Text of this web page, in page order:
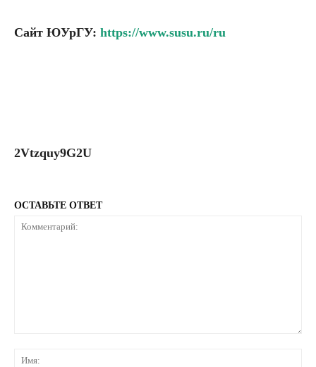
Сайт ЮУрГУ: https://www.susu.ru/ru
2Vtzquy9G2U
ОСТАВЬТЕ ОТВЕТ